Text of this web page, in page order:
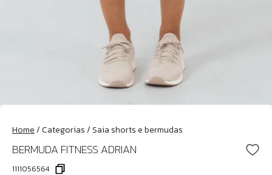
Home/Categorias/Saia shorts e bermudas
BERMUDA FITNESS ADRIAN
1111056564